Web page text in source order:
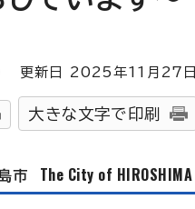
更新日 2025 年11 月 27 日
大きな文字で印刷
市 The City of HIROSHIMA